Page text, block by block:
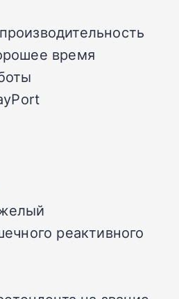
время
реактивного